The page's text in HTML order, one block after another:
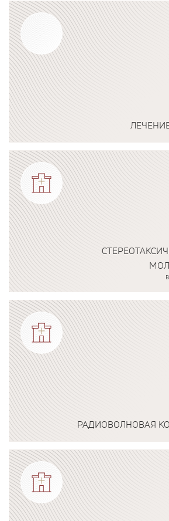
Подробнее о программе
Подробнее о программе
РАДИОВОЛНОВАЯ
Подробнее о программе